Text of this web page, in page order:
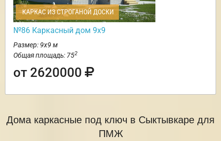
КАРКАС ИЗ СТРОГАНОЙ ДОСКИ
№86 Каркасный дом 9х9
Размер: 9х9 м
Общая площадь: 752
от 2620000
Дома каркасные под ключ в Сыктывкаре для
ПМЖ